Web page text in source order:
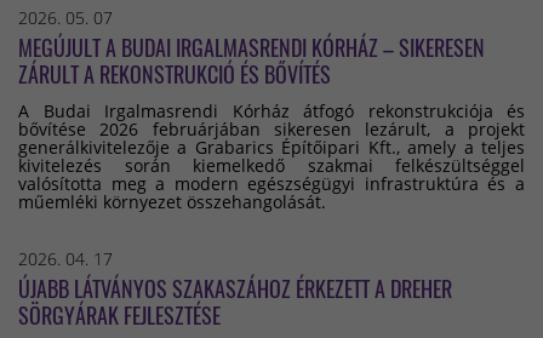
2026. 05. 07
MEGÚJULT A BUDAI IRGALMASRENDI KÓRHÁZ – SIKERESEN
ZÁRULT A REKONSTRUKCIÓ ÉS BŐVÍTÉS
A Budai Irgalmasrendi Kórház átfogó rekonstrukciója és
bővítése 2026 februárjában sikeresen lezárult, a projekt
generálkivitelezője a Grabarics Építőipari Kft., amely a teljes
kivitelezés során kiemelkedő szakmai felkészültséggel
valósította meg a modern egészségügyi infrastruktúra és a
műemléki környezet összehangolását.
2026. 04. 17
ÚJABB LÁTVÁNYOS SZAKASZÁHOZ ÉRKEZETT A DREHER
SÖRGYÁRAK FEJLESZTÉSE